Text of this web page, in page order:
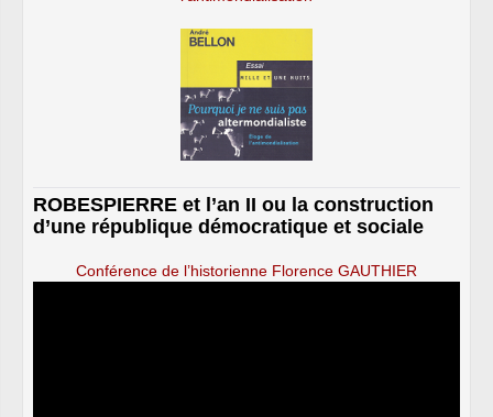
ROBESPIERRE et l’an II ou la construction
d’une république démocratique et sociale
Conférence de l’historienne Florence GAUTHIER